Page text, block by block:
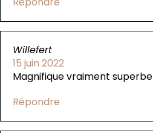
Willefert
15 juin 2022
Magnifique vraiment superbe
Répondre